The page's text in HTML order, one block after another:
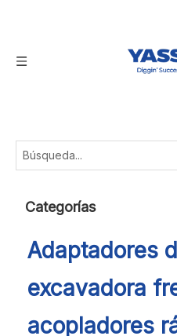
Categorías
Adaptadores
excavadora
acopladores